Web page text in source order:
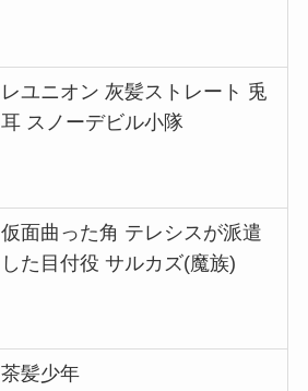
レユニオン 灰髪ストレート 兎
耳 スノーデビル小隊
仮面曲った角 テレシスが派遣
した目付役 サルカズ(魔族)
茶髪少年